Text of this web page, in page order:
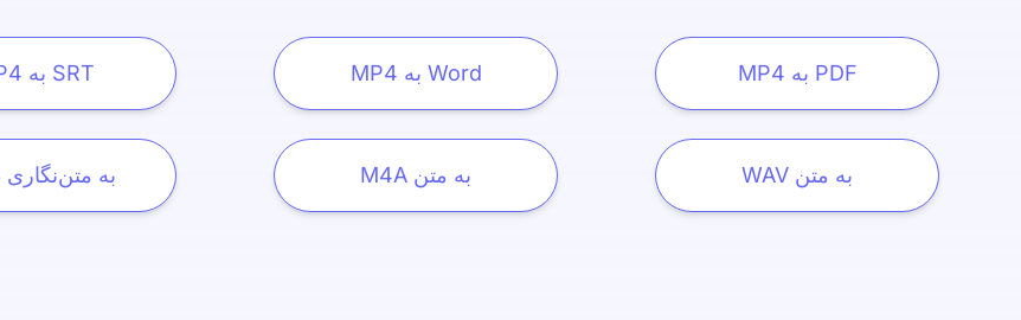
MP4 به SRT MP4 به Word MP4 به PDF
MP4 به متن‌نگاری M4A به متن WAV به متن